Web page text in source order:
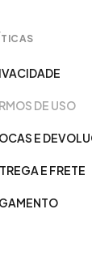
DE USO
E
E FRETE